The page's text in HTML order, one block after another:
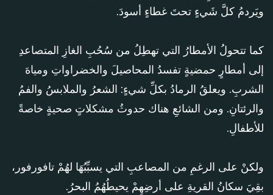
ويَردمُ كلَّ شَيءٍ تحتَ غطاءٍ أسودَ.
كما تتحولُ الأمطارُ التي تهطِلُ من سُحُبِ الغازِ المتصاعدِ
إلى أمطارٍ حمضيةٍ تفسدُ المحاصيلَ والخضراواتِ ومياهَ
الشربِ. ويعلقُ الرمادُ بكلِّ شيءٍ: الشعرُ والملابسُ والفمُ
والرئتانِ. ومن الشائعِ هناك حدوثُ مشكلاتٍ صحيةٍ خاصةً
للأطفالِ.
ولكنْ على الرغمِ من المصاعبِ التي يسبِّبُهَا لهُمْ تافورفور،
بقِيَ سكانُ القريةِ على أرضِهِمْ يحيطُهُمُ البحرُ.